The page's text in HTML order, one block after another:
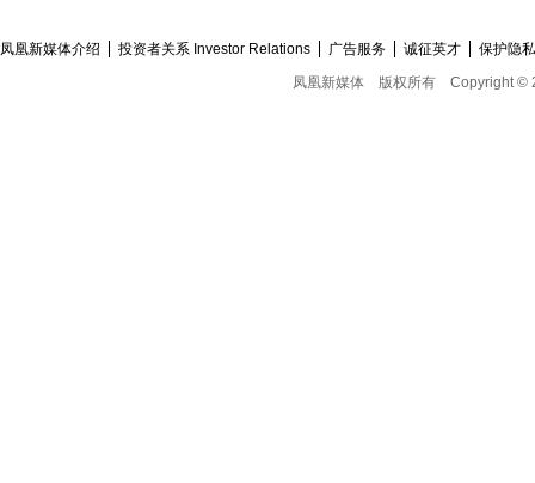
凤凰新媒体介绍 投资者关系 Investor Relations 广告服务 诚征英才
保护隐
凤凰新媒体
版权所有 Copyright ©